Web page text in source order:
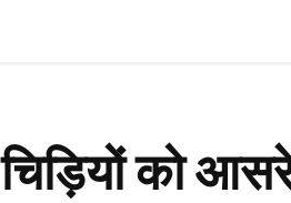
चिड़ियों को